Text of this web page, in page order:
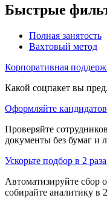
Быстрые
Полная занятость
Вахтовый метод
Корпоративная
Какой соцпакет вы
Оформляйте
Проверяйте
документы без бумаг и
Ускорьте подбор в 2
Автоматизируйте сбор
собирайте аналитику в